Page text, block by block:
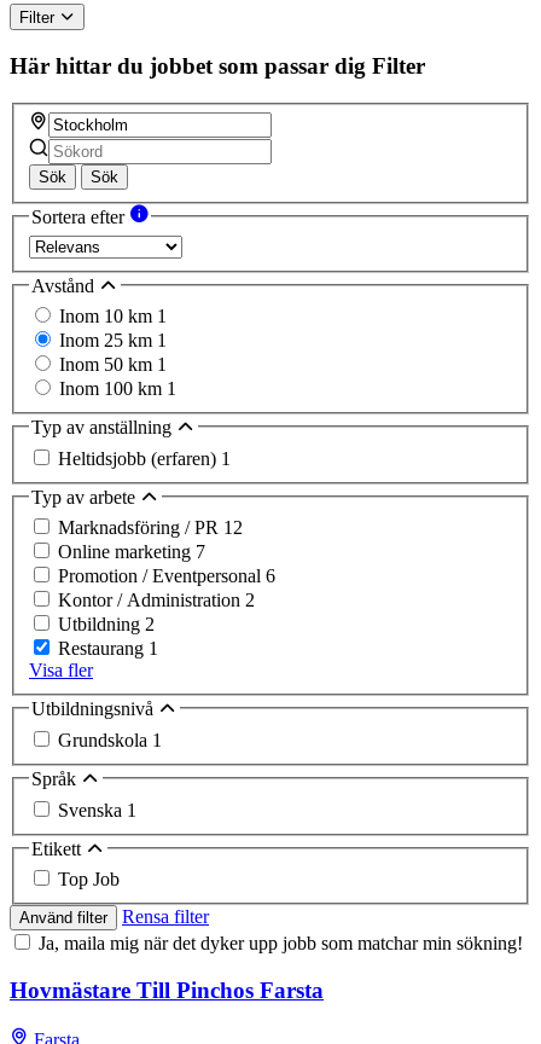
ignore
this
field
Filter
Här hittar du jobbet som passar dig Filter
Sök Sök
Sortera efter
Avstånd
Inom 10 km 1
Inom 25 km 1
Inom 50 km 1
Inom 100 km 1
Typ av anställning
Heltidsjobb (erfaren) 1
Typ av arbete
Marknadsföring / PR 12
Online marketing 7
Promotion / Eventpersonal 6
Kontor / Administration 2
Utbildning 2
Restaurang 1
Visa fler
Utbildningsnivå
Grundskola 1
Språk
Svenska 1
Etikett
Top Job
Använd filter
Rensa filter
Ja, maila mig när det dyker upp jobb som matchar min sökning!
Hovmästare Till Pinchos Farsta
Farsta